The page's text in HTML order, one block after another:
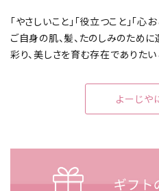
「やさしいこと」「役立つこと」「心お
ご自身の肌、髪、たのしみのために
彩り、美しさを育む存在でありたい
よーじや